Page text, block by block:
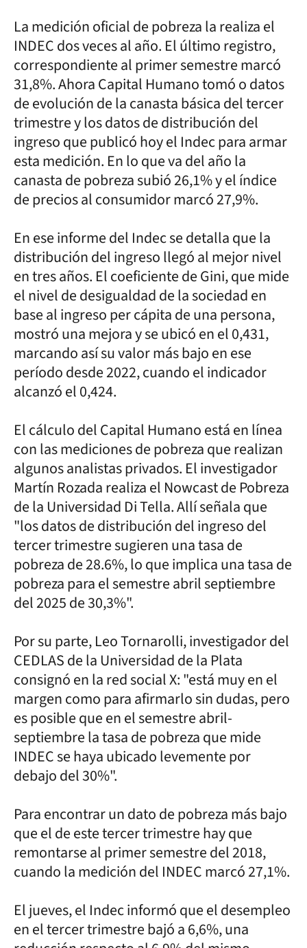
La medición oficial de pobreza la realiza el
INDEC dos veces al año. El último registro,
correspondiente al primer semestre marcó
31,8%. Ahora Capital Humano tomó o datos
de evolución de la canasta básica del tercer
trimestre y los datos de distribución del
ingreso que publicó hoy el Indec para armar
esta medición. En lo que va del año la
canasta de pobreza subió 26,1% y el índice
de precios al consumidor marcó 27,9%.
En ese informe del Indec se detalla que la
distribución del ingreso llegó al mejor nivel
en tres años. El coeficiente de Gini, que mide
el nivel de desigualdad de la sociedad en
base al ingreso per cápita de una persona,
mostró una mejora y se ubicó en el 0,431,
marcando así su valor más bajo en ese
período desde 2022, cuando el indicador
alcanzó el 0,424.
El cálculo del Capital Humano está en línea
con las mediciones de pobreza que realizan
algunos analistas privados. El investigador
Martín Rozada realiza el Nowcast de Pobreza
de la Universidad Di Tella. Allí señala que
"los datos de distribución del ingreso del
tercer trimestre sugieren una tasa de
pobreza de 28.6%, lo que implica una tasa de
pobreza para el semestre abril septiembre
del 2025 de 30,3%".
Por su parte, Leo Tornarolli, investigador del
CEDLAS de la Universidad de la Plata
consignó en la red social X: "está muy en el
margen como para afirmarlo sin dudas, pero
es posible que en el semestre abril-
septiembre la tasa de pobreza que mide
INDEC se haya ubicado levemente por
debajo del 30%".
Para encontrar un dato de pobreza más bajo
que el de este tercer trimestre hay que
remontarse al primer semestre del 2018,
cuando la medición del INDEC marcó 27,1%.
El jueves, el Indec informó que el desempleo
en el tercer trimestre bajó a 6,6%, una